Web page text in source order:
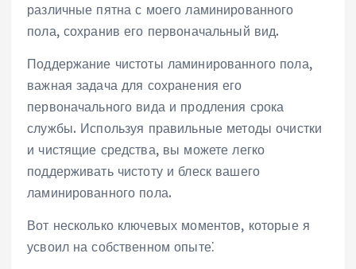
различные пятна с моего ламинированного
пола, сохранив его первоначальный вид.
Поддержание чистоты ламинированного пола,
важная задача для сохранения его
первоначального вида и продления срока
службы. Используя правильные методы очистки
и чистящие средства, вы можете легко
поддерживать чистоту и блеск вашего
ламинированного пола.
Вот несколько ключевых моментов, которые я
усвоил на собственном опыте⁚